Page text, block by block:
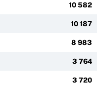
10 582
10 187
8 983
3 764
3 720